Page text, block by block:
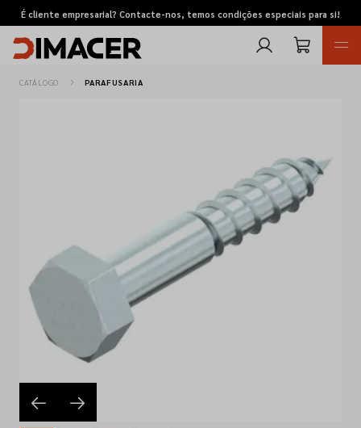
É cliente empresarial? Contacte-nos, temos condições especiais para si!
Pedidos de cotação
Marcas
Favoritos
Empresa
CATÁLOGO PARAFUSARIA